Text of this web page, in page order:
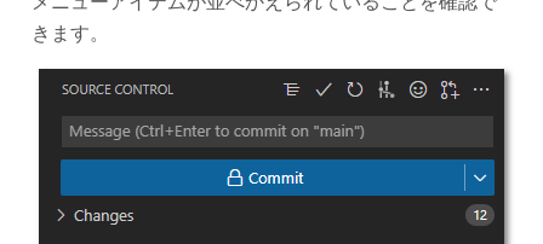
きます。